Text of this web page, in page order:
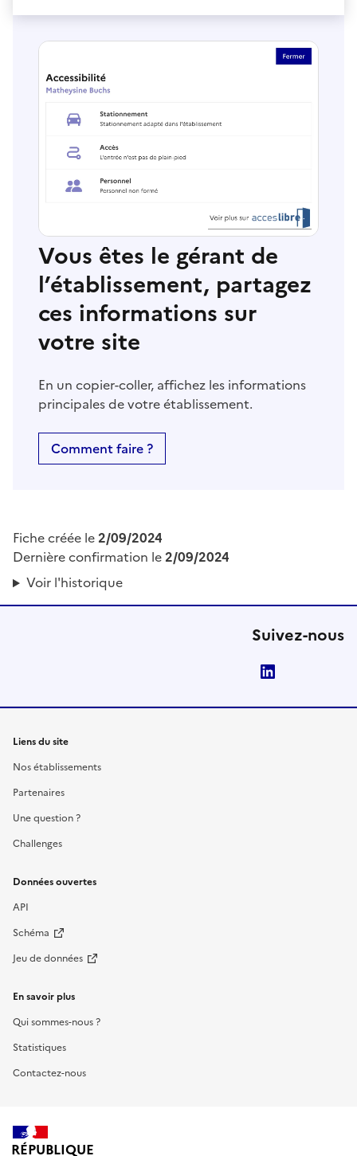
Vous êtes le gérant de
l’établissement, partagez
ces informations sur
votre site
En un copier-coller, affichez les informations
principales de votre établissement.
Comment faire ?
Fiche créée le2/09/2024
Dernière confirmation le2/09/2024
Voir l'historique
Suivez-nous
Liens du site
Nos établissements
Partenaires
Une question ?
Challenges
Données ouvertes
API
Schéma
Jeu de données
En savoir plus
Qui sommes-nous ?
Statistiques
Contactez-nous
RÉPUBLIQUE